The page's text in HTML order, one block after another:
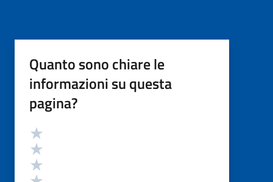
Quanto sono chiare le
informazioni su questa
pagina?
Valutazione